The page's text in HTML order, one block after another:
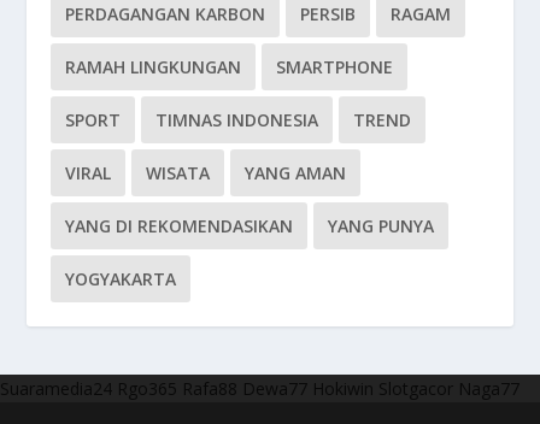
PERDAGANGAN KARBON PERSIB RAGAM
RAMAH LINGKUNGAN SMARTPHONE
SPORT TIMNAS INDONESIA TREND
VIRAL WISATA YANG AMAN
YANG DI REKOMENDASIKAN YANG PUNYA
YOGYAKARTA
Suaramedia24 Rgo365 Rafa88 Dewa77 Hokiwin Slotgacor Naga77